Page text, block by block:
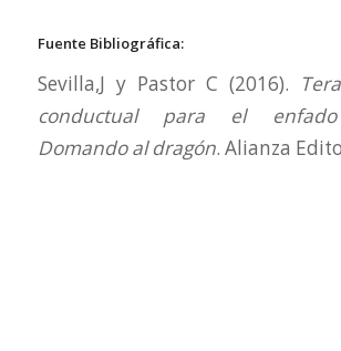
Fuente Bibliográfica:
Sevilla,J y Pastor C (2016).
conductual para el enfado
Domando al dragón. Alianza